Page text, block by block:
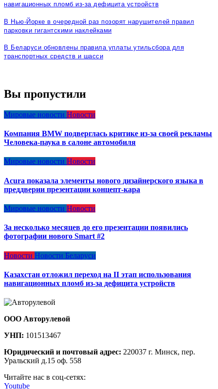
навигационных пломб из-за дефицита устройств
В Нью-Йорке в очередной раз позорят нарушителей правил
парковки гигантскими наклейками
В Беларуси обновлены правила уплаты утильсбора для
транспортных средств и шасси
Вы пропустили
Мировые новости Новости
Компания BMW подверглась критике из-за своей рекламы
Человека-паука в салоне автомобиля
Мировые новости Новости
Acura показала элементы нового дизайнерского языка в
преддверии презентации концепт-кара
Мировые новости Новости
За несколько месяцев до его презентации появились
фотографии нового Smart #2
Новости Новости Беларуси
Казахстан отложил переход на II этап использования
навигационных пломб из-за дефицита устройств
ООО Авторулевой
УНП: 101513467
Юридический и почтовый адрес: 220037 г. Минск, пер.
Уральский д.15 оф. 558
Читайте нас в соц-сетях:
Youtube